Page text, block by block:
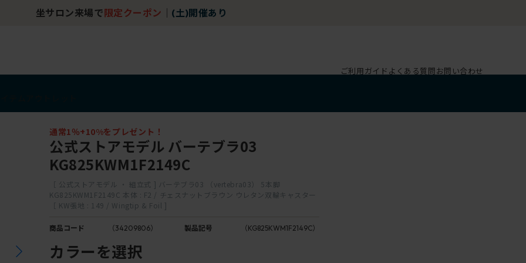
坐サロン来場で 限定クーポン (土)開催あり
ご利用ガイド よくある質問お問い合わせ
通常1％+10%をプレゼント！
公式ストアモデル バーテブラ03
KG825KWM1F2149C
［ 公式ストアモデル ・ 組立式 ] バーテブラ03 （vertebra03） 5本脚
KG825KWM1F2149C 本体 : F2 / チェスナットブラウン ウレタン双輪キャスター
［ KW張地 : 149 / Wingtip & Foil ]
商品コード （34209806） 製品記号 （KG825KWM1F2149C）
カラーを選択